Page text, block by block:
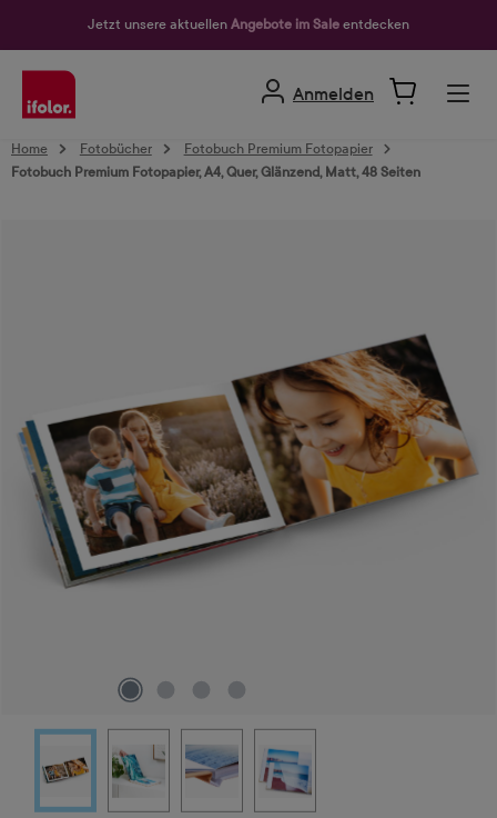
Jetzt unsere aktuellen Angebote im Sale entdecken
Anmelden
Home Fotobücher
Fotobuch Premium Fotopapier
Fotobuch Premium Fotopapier, A4, Quer, Glänzend, Matt, 48 Seiten